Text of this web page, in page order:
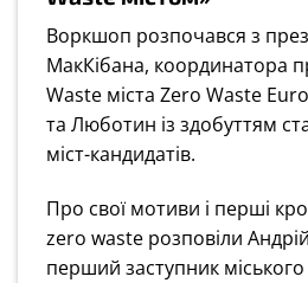
Воркшоп розпочався з
МакКібана, координатора
Waste міста Zero Waste
та Люботин із здобуттям
міст-кандидатів.
Про свої мотиви і перші
zero waste розповіли
перший заступник